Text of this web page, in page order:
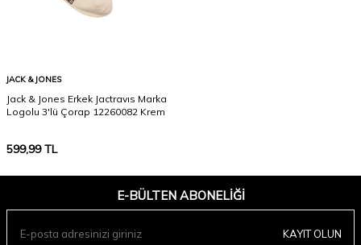
JACK & JONES
Jack & Jones Erkek Jactravıs Marka
Logolu 3'lü Çorap 12260082 Krem
599,99TL
E-BÜLTEN ABONELIĞI
KAYIT OLUN